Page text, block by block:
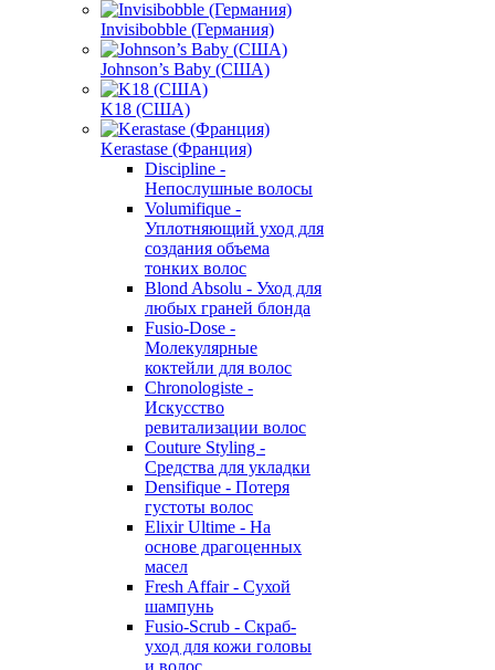
Invisibobble (Германия)
Johnson’s Baby (США)
K18 (США)
Kerastase (Франция)
Discipline -
Непослушные волосы
Volumifique -
Уплотняющий уход для
создания объема
тонких волос
Blond Absolu - Уход для
любых граней блонда
Fusio-Dose -
Молекулярные
коктейли для волос
Chronologiste -
Искусство
ревитализации волос
Couture Styling -
Средства для укладки
Densifique - Потеря
густоты волос
Elixir Ultime - На
основе драгоценных
масел
Fresh Affair - Сухой
шампунь
Fusio-Scrub - Скраб-
уход для кожи головы
и волос